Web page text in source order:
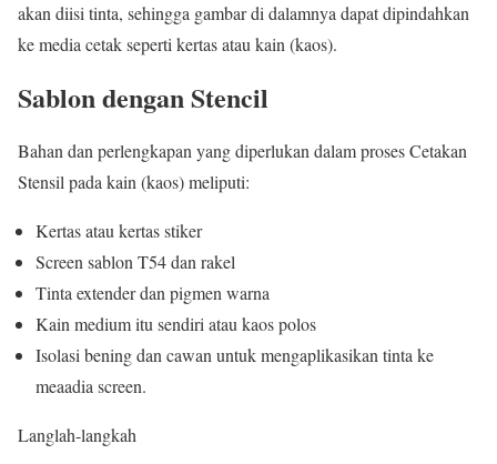
akan diisi tinta, sehingga gambar di dalamnya dapat dipindahkan
ke media cetak seperti kertas atau kain (kaos).
Sablon dengan Stencil
Bahan dan perlengkapan yang diperlukan dalam proses Cetakan
Stensil pada kain (kaos) meliputi:
Kertas atau kertas stiker
Screen sablon T54 dan rakel
Tinta extender dan pigmen warna
Kain medium itu sendiri atau kaos polos
Isolasi bening dan cawan untuk mengaplikasikan tinta ke
meaadia screen.
Langlah-langkah